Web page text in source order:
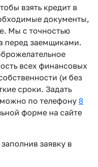
взять кредит в
документы,
Мы с точностью
перед заемщиками.
всех финансовых
(и без
сроки. Задать
по телефону 8
форме на сайте
заявку в